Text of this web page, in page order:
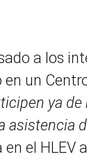
a los
un
ya
asistencia
el HLEV